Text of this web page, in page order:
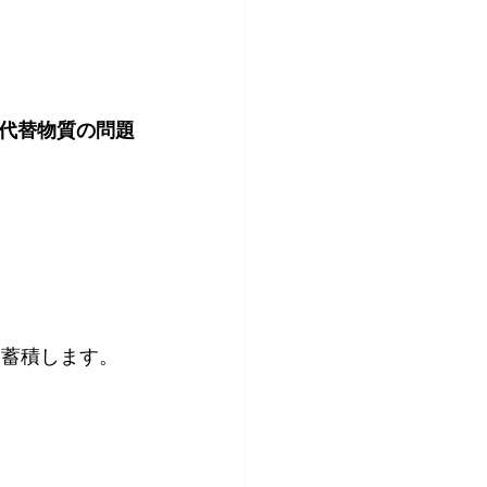
替物質の問題
積します。